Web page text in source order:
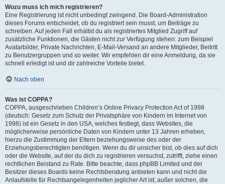
Wozu muss ich mich registrieren?
Eine Registrierung ist nicht unbedingt zwingend. Die Board-Administration
dieses Forums entscheidet, ob du registriert sein musst, um Beiträge zu
schreiben. Auf jeden Fall erhältst du als registriertes Mitglied Zugriff auf
zusätzliche Funktionen, die Gästen nicht zur Verfügung stehen: zum Beispiel
Avatarbilder, Private Nachrichten, E-Mail-Versand an andere Mitglieder, Beitritt
zu Benutzergruppen und so weiter. Wir empfehlen dir eine Anmeldung, da sie
schnell erledigt ist und dir zahlreiche Vorteile bietet.
Nach oben
Was ist COPPA?
COPPA, ausgeschrieben Children’s Online Privacy Protection Act of 1998
(deutsch: Gesetz zum Schutz der Privatsphäre von Kindern im Internet von
1998) ist ein Gesetz in den USA, welches festlegt, dass Websites, die
möglicherweise persönliche Daten von Kindern unter 13 Jahren erheben,
hierzu die Zustimmung der Eltern beziehungsweise des oder der
Erziehungsberechtigten benötigen. Wenn du dir unsicher bist, ob dies auf dich
oder die Website, auf der du dich zu registrieren versuchst, zutrifft, ziehe einen
rechtlichen Beistand zu Rate. Bitte beachte, dass phpBB Limited und der
Besitzer dieses Boards keine Rechtsberatung anbieten kann und nicht die
Anlaufstelle für Rechtsangelegenheiten jeglicher Art ist; außer solchen, die